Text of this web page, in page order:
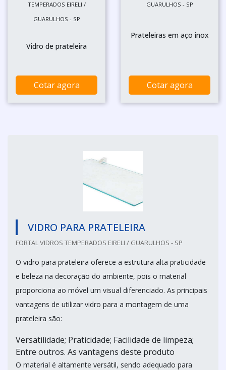
TEMPERADOS EIRELI /
GUARULHOS - SP
Vidro de prateleira
Cotar agora
GUARULHOS - SP
Prateleiras em aço inox
Cotar agora
VIDRO PARA PRATELEIRA
FORTAL VIDROS TEMPERADOS EIRELI / GUARULHOS - SP
O vidro para prateleira oferece a estrutura alta praticidade
e beleza na decoração do ambiente, pois o material
proporciona ao móvel um visual diferenciado. As principais
vantagens de utilizar vidro para a montagem de uma
prateleira são:
Versatilidade; Praticidade; Facilidade de limpeza;
Entre outros. As vantagens deste produto
O material é altamente versátil, sendo adequado para